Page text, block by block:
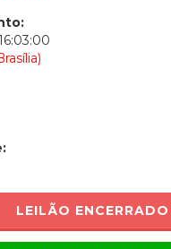
LEILÃO ENCERRADO